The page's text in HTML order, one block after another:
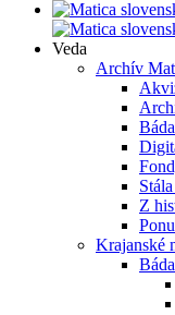
Veda
Archív
Z
Krajanské